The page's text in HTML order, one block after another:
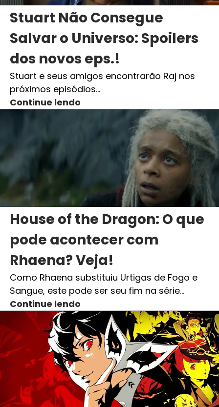
Stuart Não Consegue
Salvar o Universo: Spoilers
dos novos eps.!
Stuart e seus amigos encontrarão Raj nos
próximos episódios…
Continue lendo
House of the Dragon: O que
pode acontecer com
Rhaena? Veja!
Como Rhaena substituiu Urtigas de Fogo e
Sangue, este pode ser seu fim na série…
Continue lendo